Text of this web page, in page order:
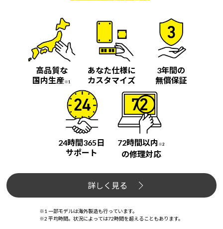
高品質な
国内生産※1
あなた仕様に
カスタマイズ
3年間の
無償保証
24時間365日
サポート
72時間以内 ※2
の修理対応
詳しく見る
※1 一部モデルは海外製造も行っています。
※2 平均時間。状況によっては72時間を超えることもあります。